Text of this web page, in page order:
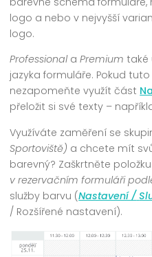
logo a nebo v nejvyšší
logo.
Professional aPremium také
jazyka formuláře. Pokud
nezapomeňte využít část
přeložit si své texty –
Využíváte zaměření se
Sportoviště) a chcete mít
barevný? Zaškrtněte položku
v rezervačním formuláři
služby barvu (Nastavení /
/ Rozšířené nastavení).